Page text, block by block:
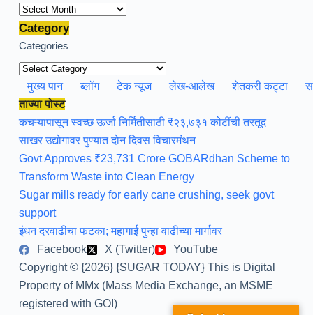
Archives
Category
Categories
मुख्य पान ब्लॉग टेक न्यूज लेख-आलेख शेतकरी कट्टा
ताज्या पोस्ट
कचऱ्यापासून स्वच्छ ऊर्जा निर्मितीसाठी ₹२३,७३१ कोटींची तरतूद
साखर उद्योगावर पुण्यात दोन दिवस विचारमंथन
Govt Approves ₹23,731 Crore GOBARdhan Scheme to
Transform Waste into Clean Energy
Sugar mills ready for early cane crushing, seek govt
support
इंधन दरवाढीचा फटका; महागाई पुन्हा वाढीच्या मार्गावर
Facebook
X (Twitter)
YouTube
Copyright © {2026} {SUGAR TODAY} This is Digital
Property of MMx (Mass Media Exchange, an MSME
registered with GOI)